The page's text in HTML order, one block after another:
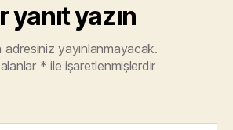
yanıt yazın
yayınlanmayacak.
* ile işaretlenmişlerdir